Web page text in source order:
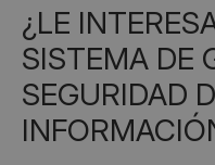
¿LE INTERESA IMPLANTAR UN
SISTEMA DE
SEGURIDAD